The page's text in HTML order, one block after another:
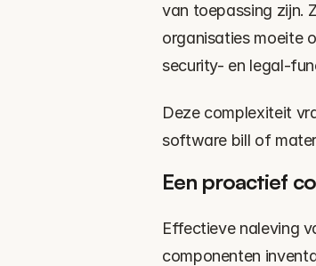
van toepassing zijn.
organisaties moeite
security- en legal-
Deze complexiteit
software bill of
Een proactief
Effectieve naleving
componenten